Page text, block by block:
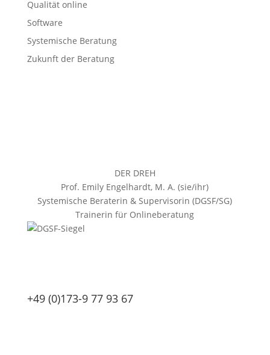
Qualität online
Software
Systemische Beratung
Zukunft der Beratung
DER DREH
Prof. Emily Engelhardt, M. A. (sie/ihr)
Systemische Beraterin & Supervisorin (DGSF/SG)
Trainerin für Onlineberatung
+49 (0)173-9 77 93 67